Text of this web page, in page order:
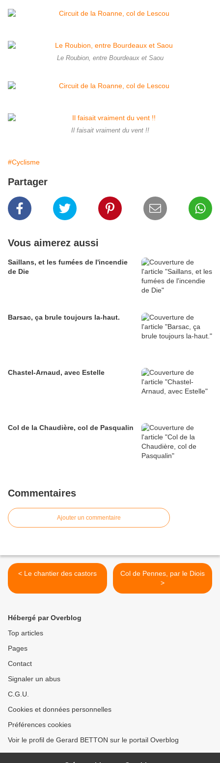
Le Roubion, entre Bourdeaux et Saou
Il faisait vraiment du vent !!
#Cyclisme
Partager
Vous aimerez aussi
Saillans, et les fumées de l'incendie
de Die
Barsac, ça brule toujours la-haut.
Chastel-Arnaud, avec Estelle
Col de la Chaudière, col de Pasqualin
Commentaires
Ajouter un commentaire
< Le chantier des castors
Col de Pennes, par le Diois
>
Hébergé par Overblog
Top articles
Pages
Contact
Signaler un abus
C.G.U.
Cookies et données personnelles
Préférences cookies
Voir le profil de Gerard BETTON sur le portail Overblog